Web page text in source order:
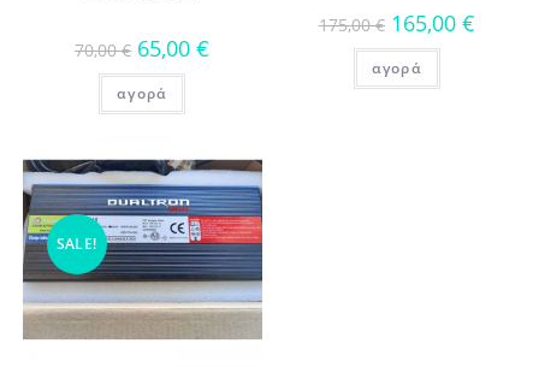
70,00€ 65,00€
αγορά
175,00€ 165,00 €
αγορά
SALE!